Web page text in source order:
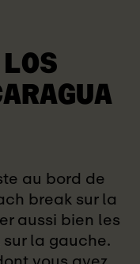
au bord de
break sur la
aussi bien les
la gauche.